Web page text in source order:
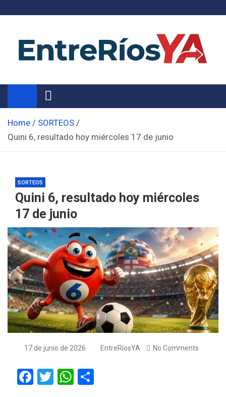
Noticias de Entre Ríos
Información de toda la provincia ahora
Home
SORTEOS
Quini 6, resultado hoy miércoles 17 de junio
SORTEOS
Quini 6, resultado hoy miércoles
17 de junio
17 de junio de 2026 EntreRíosYA No Comments
F
T
W